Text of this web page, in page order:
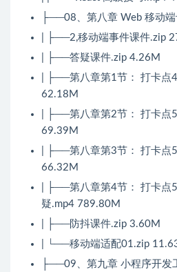
├──08、第八章 Web 移动
| ├──2,移动端事件课件.zip
| ├──答疑课件.zip 4.26M
| ├──第八章第1节： 打卡点
62.18M
| ├──第八章第2节： 打卡点
69.39M
| ├──第八章第3节： 打卡点
66.32M
| ├──第八章第4节： 打卡点
疑.mp4 789.80M
| ├──防抖课件.zip 3.60M
| └──移动端适配01.zip
├──09、第九章 小程序开发